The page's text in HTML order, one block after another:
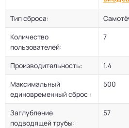
Тип сброса:
Количество
пользователей:
7
Производительность:
1.4
Максимальный
единовременный сброс :
500
Заглубление
подводящей трубы:
57